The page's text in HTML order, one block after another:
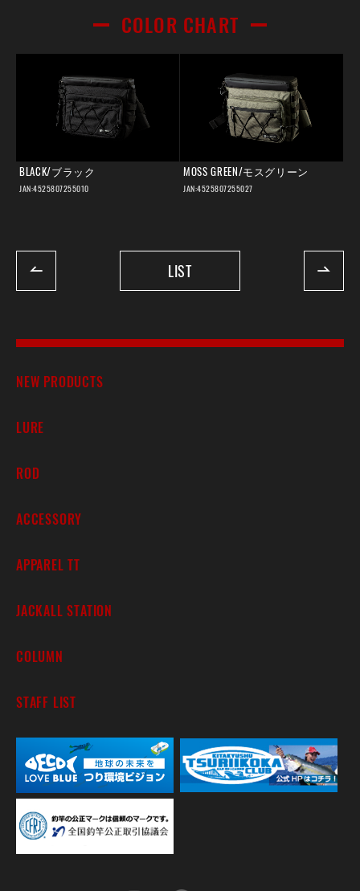
COLOR CHART
BLACK/ブラック
JAN:4525807255010
MOSS GREEN/モスグリーン
JAN:4525807255027
LIST
NEW PRODUCTS
LURE
ROD
ACCESSORY
APPAREL TT
JACKALL STATION
COLUMN
STAFF LIST